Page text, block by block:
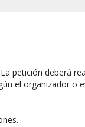
petición deberá
el organizador o